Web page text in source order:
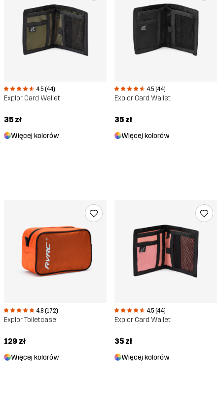
4.5 (44)
Explor Card Wallet
35 zł
Więcej kolorów
4.5 (44)
Explor Card Wallet
35 zł
Więcej kolorów
4.8 (172)
Explor Toiletcase
129 zł
Więcej kolorów
4.5 (44)
Explor Card Wallet
35 zł
Więcej kolorów